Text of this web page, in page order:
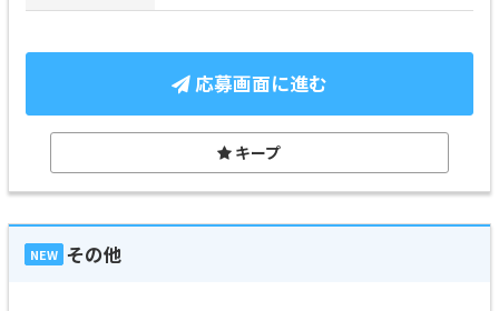
応募画面に進む
キープ
NEW その他